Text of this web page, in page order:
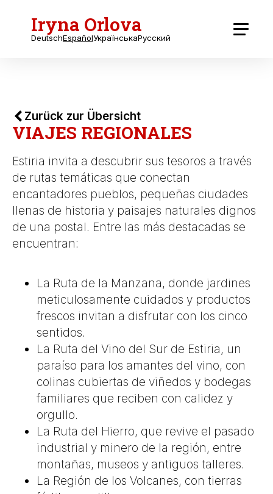
Iryna Orlova
DeutschEspañolУкраїнськаРусский
Zurück zur Übersicht
VIAJES REGIONALES
Estiria invita a descubrir sus tesoros a través
de rutas temáticas que conectan
encantadores pueblos, pequeñas ciudades
llenas de historia y paisajes naturales dignos
de una postal. Entre las más destacadas se
encuentran:
La Ruta de la Manzana, donde jardines
meticulosamente cuidados y productos
frescos invitan a disfrutar con los cinco
sentidos.
La Ruta del Vino del Sur de Estiria, un
paraíso para los amantes del vino, con
colinas cubiertas de viñedos y bodegas
familiares que reciben con calidez y
orgullo.
La Ruta del Hierro, que revive el pasado
industrial y minero de la región, entre
montañas, museos y antiguos talleres.
La Región de los Volcanes, con tierras